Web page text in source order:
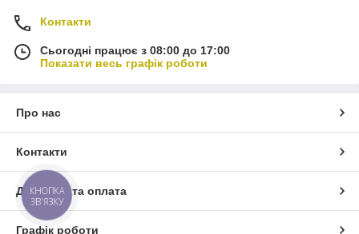
Контакти
Сьогодні працює з 08:00 до 17:00
Показати весь графік роботи
Про нас
Контакти
Доставка та оплата
Графік роботи
КНОПКА
ЗВ'ЯЗКУ